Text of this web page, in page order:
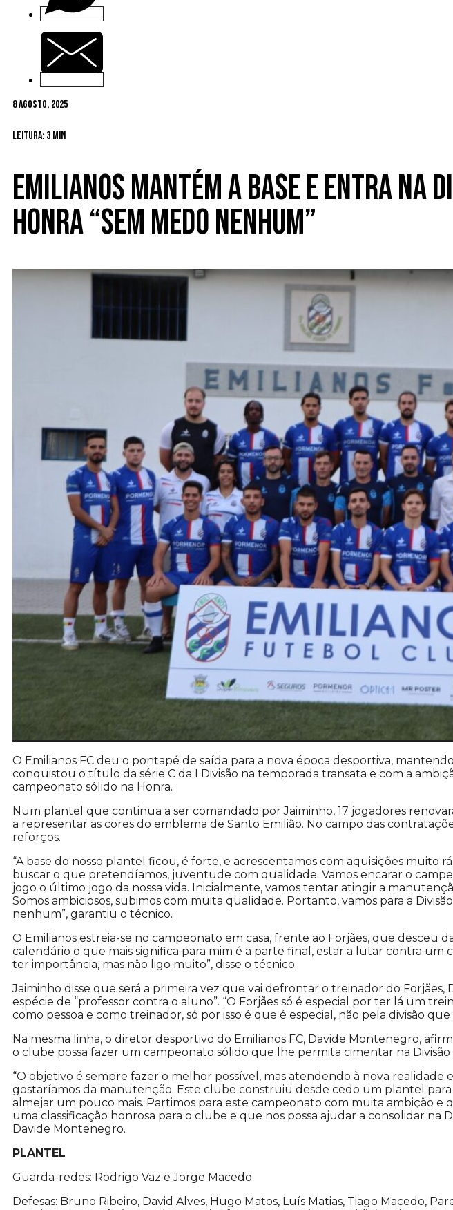
8 Agosto, 2025
Leitura: 3 min
Emilianos mantém a base e entra na
Honra “sem medo nenhum”
O Emilianos FC deu o pontapé de saída para a nova época desportiva,
conquistou o título da série C da I Divisão na temporada transata e com a
campeonato sólido na Honra.
Num plantel que continua a ser comandado por Jaiminho, 17 jogadores
a representar as cores do emblema de Santo Emilião. No campo das
reforços.
“A base do nosso plantel ficou, é forte, e acrescentamos com aquisições muito
buscar o que pretendíamos, juventude com qualidade. Vamos encarar o
jogo o último jogo da nossa vida. Inicialmente, vamos tentar atingir a
Somos ambiciosos, subimos com muita qualidade. Portanto, vamos para a
nenhum”, garantiu o técnico.
O Emilianos estreia-se no campeonato em casa, frente ao Forjães, que desceu
calendário o que mais significa para mim é a parte final, estar a lutar contra
ter importância, mas não ligo muito”, disse o técnico.
Jaiminho disse que será a primeira vez que vai defrontar o treinador do Forjães,
espécie de “professor contra o aluno”. “O Forjães só é especial por ter lá um
como pessoa e como treinador, só por isso é que é especial, não pela divisão que
Na mesma linha, o diretor desportivo do Emilianos FC, Davide Montenegro,
o clube possa fazer um campeonato sólido que lhe permita cimentar na Divisão
“O objetivo é sempre fazer o melhor possível, mas atendendo à nova realidade
gostaríamos da manutenção. Este clube construiu desde cedo um plantel
almejar um pouco mais. Partimos para este campeonato com muita ambição e
uma classificação honrosa para o clube e que nos possa ajudar a consolidar na
Davide Montenegro.
PLANTEL
Guarda-redes: Rodrigo Vaz e Jorge Macedo
Defesas: Bruno Ribeiro, David Alves, Hugo Matos, Luís Matias, Tiago Macedo,